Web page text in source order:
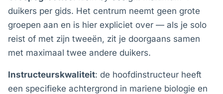
duikers per gids. Het centrum neemt geen grote
groepen aan en is hier expliciet over — als je solo
reist of met zijn tweeën, zit je doorgaans samen
met maximaal twee andere duikers.
Instructeurskwaliteit: de hoofdinstructeur heeft
een specifieke achtergrond in mariene biologie en